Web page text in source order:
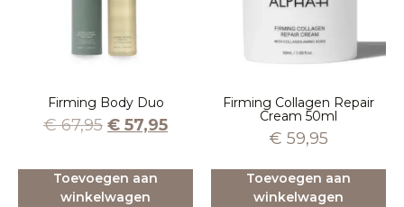
Firming Body Duo
€67,95 € 57,95
Toevoegen aan
winkelwagen
Firming Collagen Repair
Cream 50ml
€ 59,95
Toevoegen aan
winkelwagen